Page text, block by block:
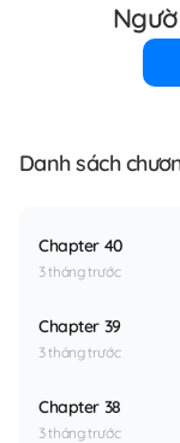
Danh sách
Chapter 40
3 tháng trước
Chapter 39
3 tháng trước
Chapter 38
3 tháng trước